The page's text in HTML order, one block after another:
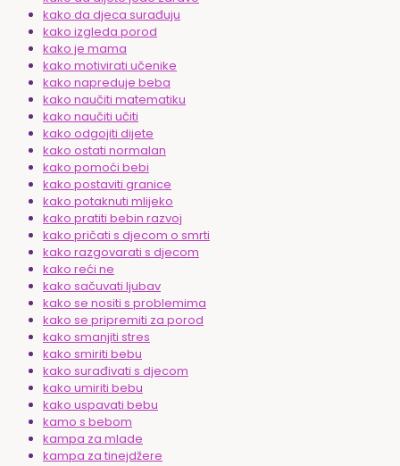
kako da djeca surađuju
kako izgleda porod
kako je mama
kako motivirati učenike
kako napreduje beba
kako naučiti matematiku
kako naučiti učiti
kako odgojiti dijete
kako ostati normalan
kako pomoći bebi
kako postaviti granice
kako potaknuti mlijeko
kako pratiti bebin razvoj
kako pričati s djecom o smrti
kako razgovarati s djecom
kako reći ne
kako sačuvati ljubav
kako se nositi s problemima
kako se pripremiti za porod
kako smanjiti stres
kako smiriti bebu
kako surađivati s djecom
kako umiriti bebu
kako uspavati bebu
kamo s bebom
kampa za mlade
kampa za tinejdžere